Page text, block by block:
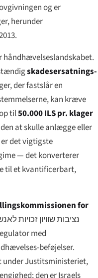
og er
herunder
skadesersatnings-
der fastslår en
kan kræve
til50.000 ILS pr. klager
at skulle anlægge eller
det vigtigste
— det konverterer
til et kvantificerbart,
for
נציבות שוויון זכויות
med
beføjelser.
Justitsministeriet,
den er Israels